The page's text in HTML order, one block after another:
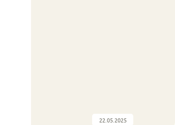
22.05.2025